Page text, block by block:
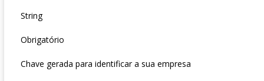
String
Obrigatório
Chave gerada para identificar a sua empresa